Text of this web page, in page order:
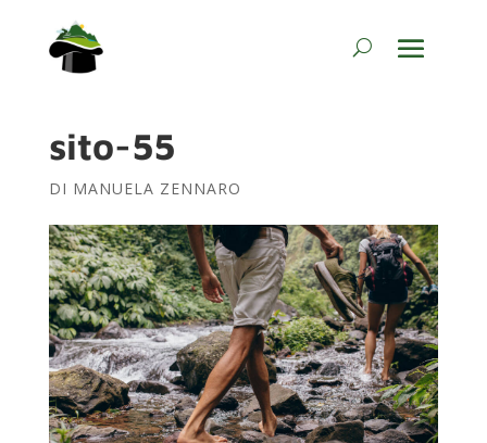
sito-55
DI MANUELA ZENNARO